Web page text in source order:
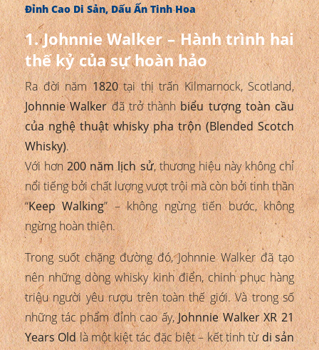
Đỉnh Cao Di Sản, Dấu Ấn Tinh Hoa
1. Johnnie Walker – Hành trình hai
thế kỷ của sự hoàn hảo
Ra đời năm1820tại thị trấn Kilmarnock, Scotland,
Johnnie Walkerđã trở thànhbiểu tượng toàn cầu
của nghệ thuật whisky pha trộn (Blended Scotch
Whisky).
Với hơn200 năm lịch sử, thương hiệu này không chỉ
nổi tiếng bởi chất lượng vượt trội mà còn bởi tinh thần
“Keep Walking” – không ngừng tiến bước, không
ngừng hoàn thiện.
Trong suốt chặng đường đó, Johnnie Walker đã tạo
nên những dòng whisky kinh điển, chinh phục hàng
triệu người yêu rượu trên toàn thế giới. Và trong số
những tác phẩm đỉnh cao ấy,Johnnie Walker XR 21
Years Oldlà một kiệt tác đặc biệt – kết tinh từdi sản